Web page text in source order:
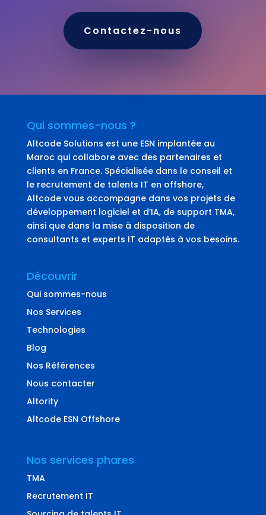
Contactez-nous
Qui sommes-nous ?
Altcode Solutions est une ESN implantée au
Maroc qui collabore avec des partenaires et
clients en France. Spécialisée dans le conseil et
le recrutement de talents IT en offshore,
Altcode vous accompagne dans vos projets de
développement logiciel et d’IA, de support TMA,
ainsi que dans la mise à disposition de
consultants et experts IT adaptés à vos besoins.
Découvrir
Qui sommes-nous
Nos Services
Technologies
Blog
Nos Références
Nous contacter
Altority
Altcode ESN Offshore
Nos services phares
TMA
Recrutement IT